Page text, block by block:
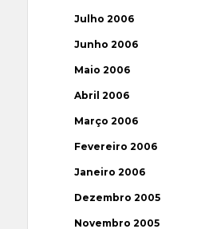
Julho 2006
Junho 2006
Maio 2006
Abril 2006
Março 2006
Fevereiro 2006
Janeiro 2006
Dezembro 2005
Novembro 2005